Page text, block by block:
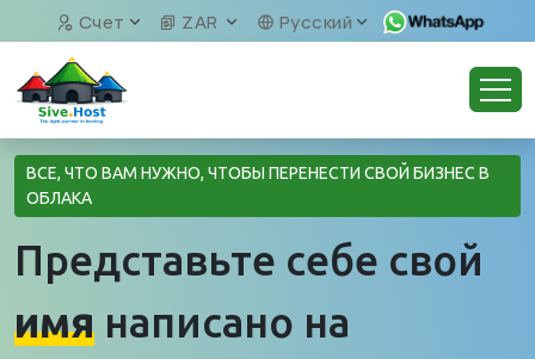
Счет ZAR Русский
ВСЕ, ЧТО ВАМ НУЖНО, ЧТОБЫ ПЕРЕНЕСТИ СВОЙ БИЗНЕС В
ОБЛАКА
Представьте себе свой
имя написано на